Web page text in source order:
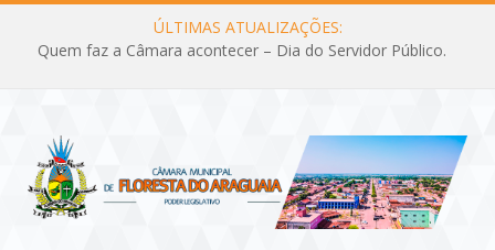
ÚLTIMAS ATUALIZAÇÕES:
Quem faz a Câmara acontecer – Dia do Servidor Público.